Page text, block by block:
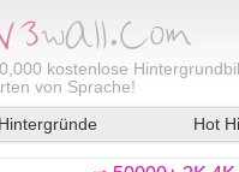
kostenlose
von Sprache!
Hot